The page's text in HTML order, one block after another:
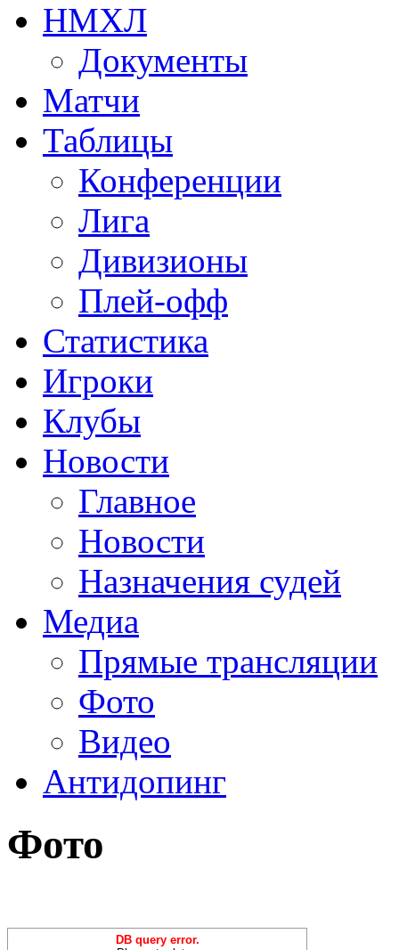
НМХЛ
Документы
Матчи
Таблицы
Конференции
Лига
Дивизионы
Плей-офф
Статистика
Игроки
Клубы
Новости
Главное
Новости
Назначения судей
Медиа
Прямые трансляции
Фото
Видео
Антидопинг
Фото
DB query error.